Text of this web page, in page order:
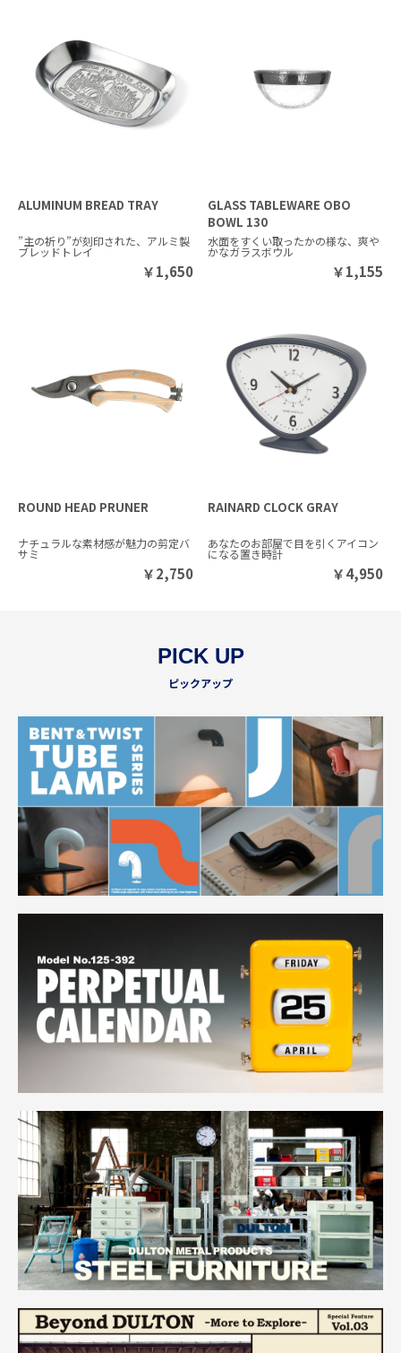
ALUMINUM BREAD TRAY
”主の祈り”が刻印された、アルミ製
ブレッドトレイ
￥1,650
GLASS TABLEWARE OBO
BOWL 130
水面をすくい取ったかの様な、爽
かなガラスボウル
￥1,155
ROUND HEAD PRUNER
ナチュラルな素材感が魅力の剪定バ
サミ
￥2,750
RAINARD CLOCK GRAY
あなたのお部屋で目を引くアイコン
になる置き時計
￥4,950
PICK UP
ピックアップ